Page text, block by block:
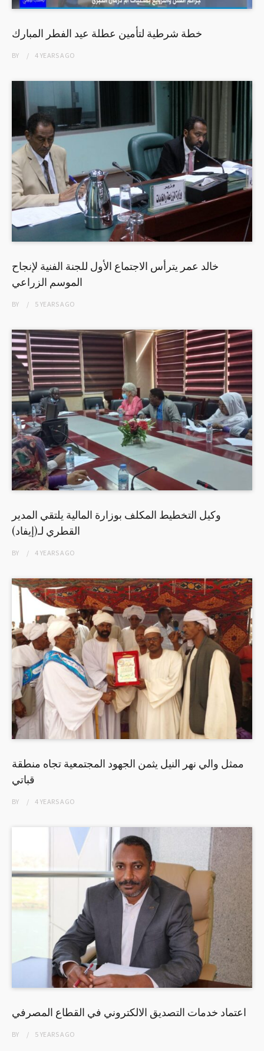
خطة شرطية لتأمين عطلة عيد الفطر المبارك
BY 4 YEARSAGO
خالد عمر يترأس الاجتماع الأول للجنة الفنية لإنجاح
الموسم الزراعي
BY 5 YEARSAGO
وكيل التخطيط المكلف بوزارة المالية يلتقي المدير
القطري لـ(إيفاد)
BY 4 YEARSAGO
ممثل والي نهر النيل يثمن الجهود المجتمعية تجاه منطقة
قباتي
BY 4 YEARSAGO
اعتماد خدمات التصديق الالكتروني في القطاع المصرفي
BY 5 YEARSAGO